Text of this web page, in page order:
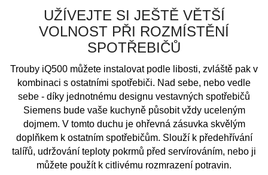
UŽÍVEJTE SI JEŠTĚ VĚTŠÍ
VOLNOST PŘI ROZMÍSTĚNÍ
SPOTŘEBIČŮ
Trouby iQ500 můžete instalovat podle libosti, zvláště pak v
kombinaci s ostatními spotřebiči. Nad sebe, nebo vedle
sebe - díky jednotnému designu vestavných spotřebičů
Siemens bude vaše kuchyně působit vždy uceleným
dojmem. V tomto duchu je ohřevná zásuvka skvělým
doplňkem k ostatním spotřebičům. Slouží k předehřívání
talířů, udržování teploty pokrmů před servírováním, nebo ji
můžete použít k citlivému rozmrazení potravin.